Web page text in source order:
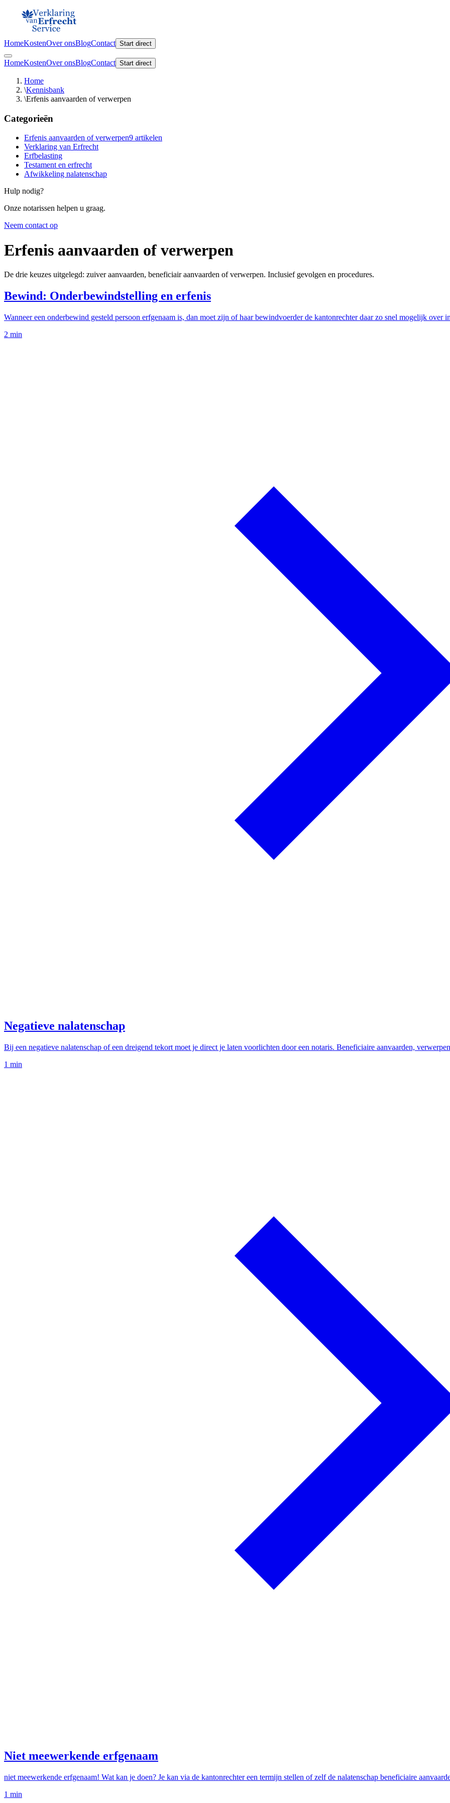
HomeKostenOver onsBlogContact Start direct
HomeKostenOver onsBlogContact Start direct
Home
\Kennisbank
\Erfenis aanvaarden of verwerpen
Categorieën
Erfenis aanvaarden of verwerpen9 artikelen
Verklaring van Erfrecht
Erfbelasting
Testament en erfrecht
Afwikkeling nalatenschap
Hulp nodig?
Onze notarissen helpen u graag.
Neem contact op
Erfenis aanvaarden of verwerpen
De drie keuzes uitgelegd: zuiver aanvaarden, beneficiair aanvaarden of verwerpen. Inclusief gevolgen en procedures.
Bewind: Onderbewindstelling en erfenis
Wanneer een onderbewind gesteld persoon erfgenaam is, dan moet zijn of haar bewindvoerder de kantonrechter daar zo snel mogelijk over
2 min
Negatieve nalatenschap
Bij een negatieve nalatenschap of een dreigend tekort moet je direct je laten voorlichten door een notaris. Beneficiaire aanvaarden,
1 min
Niet meewerkende erfgenaam
niet meewerkende erfgenaam! Wat kan je doen? Je kan via de kantonrechter een termijn stellen of zelf de nalatenschap beneficiaire
1 min